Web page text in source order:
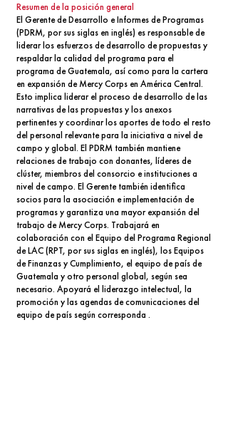
Resumen de la posición general
El Gerente de Desarrollo e Informes de Programas
(PDRM, por sus siglas en inglés) es responsable de
liderar los esfuerzos de desarrollo de propuestas y
respaldar la calidad del programa para el
programa de Guatemala, así como para la cartera
en expansión de Mercy Corps en América Central.
Esto implica liderar el proceso de desarrollo de las
narrativas de las propuestas y los anexos
pertinentes y coordinar los aportes de todo el resto
del personal relevante para la iniciativa a nivel de
campo y global. El PDRM también mantiene
relaciones de trabajo con donantes, líderes de
clúster, miembros del consorcio e instituciones a
nivel de campo. El Gerente también identifica
socios para la asociación e implementación de
programas y garantiza una mayor expansión del
trabajo de Mercy Corps. Trabajará en
colaboración con el Equipo del Programa Regional
de LAC (RPT, por sus siglas en inglés), los Equipos
de Finanzas y Cumplimiento, el equipo de país de
Guatemala y otro personal global, según sea
necesario. Apoyará el liderazgo intelectual, la
promoción y las agendas de comunicaciones del
equipo de país según corresponda .